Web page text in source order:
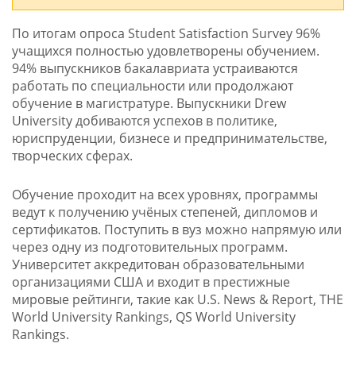
По итогам опроса Student Satisfaction Survey 96%
учащихся полностью удовлетворены обучением.
94% выпускников бакалавриата устраиваются
работать по специальности или продолжают
обучение в магистратуре. Выпускники Drew
University добиваются успехов в политике,
юриспруденции, бизнесе и предпринимательстве,
творческих сферах.
Обучение проходит на всех уровнях, программы
ведут к получению учёных степеней, дипломов и
сертификатов. Поступить в вуз можно напрямую или
через одну из подготовительных программ.
Университет аккредитован образовательными
организациями США и входит в престижные
мировые рейтинги, такие как U.S. News & Report, THE
World University Rankings, QS World University
Rankings.